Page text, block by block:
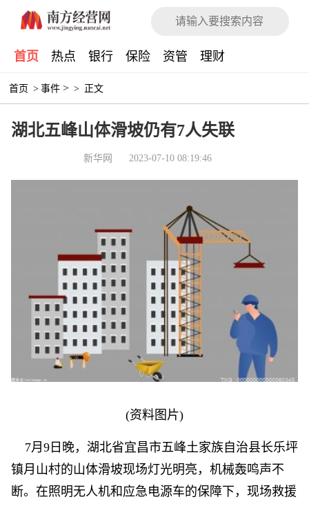
首页 热点 银行 保险 资管 理财
首页 > 事件 > > 正文
湖北五峰山体滑坡仍有7人失联
新华网 2023-07-10 08:19:46
(资料图片)
7月9日晚，湖北省宜昌市五峰土家族自治县长乐坪
镇月山村的山体滑坡现场灯光明亮，机械轰鸣声不
断。在照明无人机和应急电源车的保障下，现场救援